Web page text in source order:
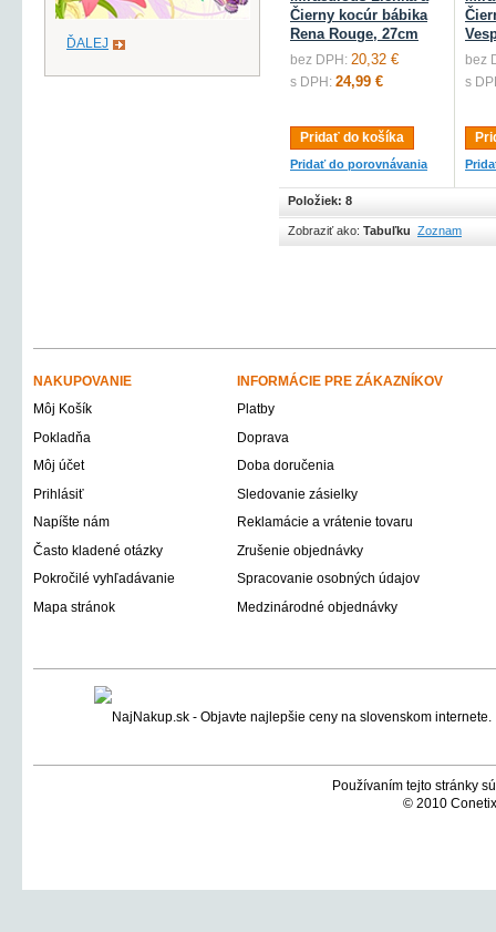
Čierny kocúr bábika
Rena Rouge, 27cm
bez DPH: 20,32 €
s DPH: 24,99 €
Pridať do košíka
Pridať do porovnávania
bez
s
Položiek: 8
Zobraziť ako: Tabuľku Zoznam
ĎALEJ
NAKUPOVANIE
INFORMÁCIE PRE ZÁKAZNÍKOV
Môj Košík
Platby
Pokladňa
Doprava
Môj účet
Doba doručenia
Prihlásiť
Sledovanie zásielky
Napíšte nám
Reklamácie a vrátenie tovaru
Často kladené otázky
Zrušenie objednávky
Pokročilé vyhľadávanie
Spracovanie osobných údajov
Mapa stránok
Medzinárodné objednávky
Používaním tejto stránky
© 2010